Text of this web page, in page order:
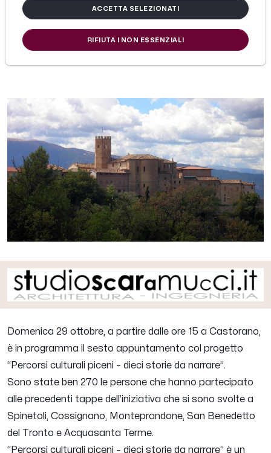
con “Esplorando Castorano”
di Redazione Picenotime
Domenica 29 ottobre, a partire dalle ore 15 a Castorano,
è in programma il sesto appuntamento col progetto
“Percorsi culturali piceni – dieci storie da narrare”.
Sono state ben 270 le persone che hanno partecipato
alle precedenti tappe dell’iniziativa che si sono svolte a
Spinetoli, Cossignano, Monteprandone, San Benedetto
del Tronto e Acquasanta Terme.
“Percorsi culturali piceni – dieci storie da narrare” è un
ACCETTA SELEZIONATI
RIFIUTA I NON ESSENZIALI